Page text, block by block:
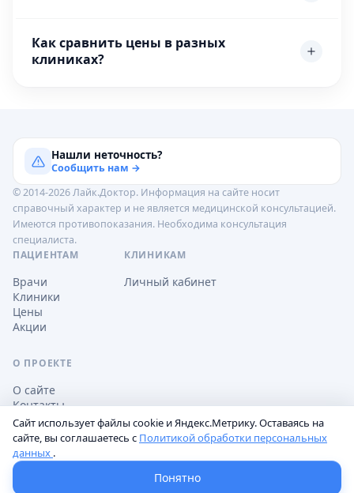
Как сравнить цены в разных
клиниках?
Нашли неточность?
Сообщить нам →
© 2014-2026 Лайк.Доктор. Информация на сайте носит
справочный характер и не является медицинской консультацией.
Имеются противопоказания. Необходима консультация
специалиста.
ПАЦИЕНТАМ
Врачи
Клиники
Цены
Акции
КЛИНИКАМ
Личный кабинет
О ПРОЕКТЕ
О сайте
Контакты
Обработка персональных данных
Пользовательское соглашениеНастройки cookie
Сайт использует файлы cookie и Яндекс.Метрику. Оставаясь на
сайте, вы соглашаетесь с Политикой обработки персональных
данных .
Понятно